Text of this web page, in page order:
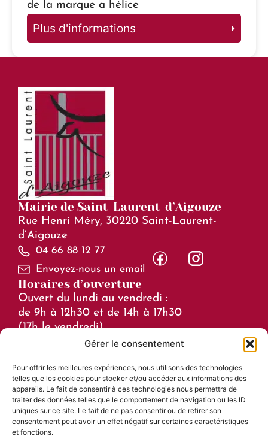
Gérer le consentement
Pour offrir les meilleures expériences, nous utilisons des technologies
telles que les cookies pour stocker et/ou accéder aux informations des
appareils. Le fait de consentir à ces technologies nous permettra de
traiter des données telles que le comportement de navigation ou les ID
uniques sur ce site. Le fait de ne pas consentir ou de retirer son
consentement peut avoir un effet négatif sur certaines caractéristiques
et fonctions.
de la marque a hélice
Plus d'informations
Mairie de Saint-Laurent-d’Aigouze
Rue Henri Méry, 30220 Saint-Laurent-
d’Aigouze
04 66 88 12 77
Envoyez-nous un email
Horaires d’ouverture
Ouvert du lundi au vendredi :
de 9h à 12h30 et de 14h à 17h30
(17h le vendredi)
de 8h à 15h
Liens utiles
Mentions légales
Accessibilité